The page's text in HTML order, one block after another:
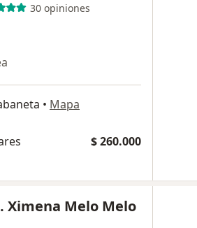
30 opiniones
• Mapa
$ 260.000
Ximena Melo Melo